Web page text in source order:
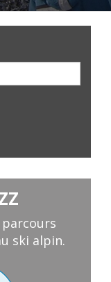
parcours
ski alpin.